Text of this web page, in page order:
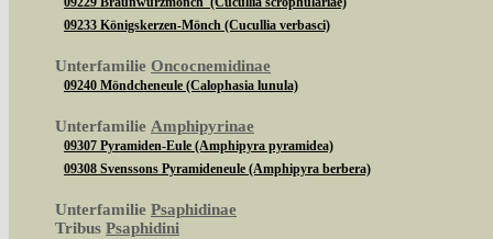
09233 Königskerzen-Mönch (Cucullia verbasci)
Unterfamilie Oncocnemidinae
09240 Möndcheneule (Calophasia lunula)
Unterfamilie Amphipyrinae
09307 Pyramiden-Eule (Amphipyra pyramidea)
09308 Svenssons Pyramideneule (Amphipyra berbera)
Unterfamilie Psaphidinae
Tribus Psaphidini